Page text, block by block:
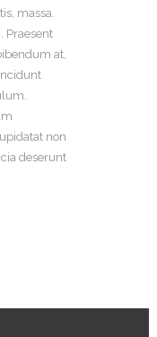
massa.
Praesent
at,
non
deserunt